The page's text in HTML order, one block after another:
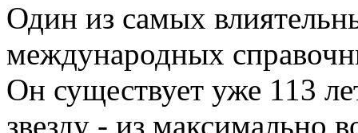
Один из самых
международных
Он существует уже 113
звезду - из